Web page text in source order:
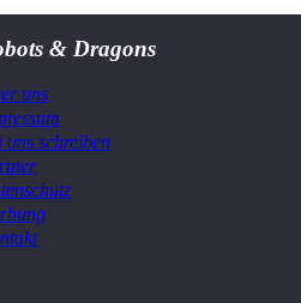
& Dragons
uns
uns schreiben